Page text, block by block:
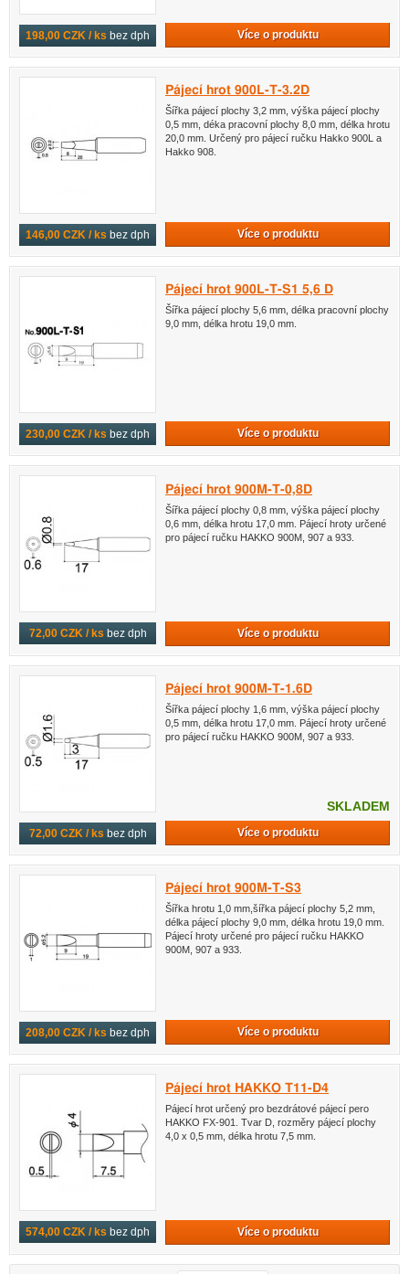
198,00 CZK / ks bez dph Více o produktu
146,00 CZK / ks bez dph
Pájecí hrot 900L-T-3.2D
Šířka pájecí plochy 3,2 mm, výška pájecí plochy
0,5 mm, déka pracovní plochy 8,0 mm, délka hrotu
20,0 mm. Určený pro pájecí ručku Hakko 900L a
Hakko 908.
Více o produktu
230,00 CZK / ks bez dph
Pájecí hrot 900L-T-S1 5,6 D
Šířka pájecí plochy 5,6 mm, délka pracovní plochy
9,0 mm, délka hrotu 19,0 mm.
Více o produktu
72,00 CZK / ks bez dph
Pájecí hrot 900M-T-0,8D
Šířka pájecí plochy 0,8 mm, výška pájecí plochy
0,6 mm, délka hrotu 17,0 mm. Pájecí hroty určené
pro pájecí ručku HAKKO 900M, 907 a 933.
Více o produktu
72,00 CZK / ks bez dph
Pájecí hrot 900M-T-1.6D
Šířka pájecí plochy 1,6 mm, výška pájecí plochy
0,5 mm, délka hrotu 17,0 mm. Pájecí hroty určené
pro pájecí ručku HAKKO 900M, 907 a 933.
SKLADEM
Více o produktu
208,00 CZK / ks bez dph
Pájecí hrot 900M-T-S3
Šířka hrotu 1,0 mm,šířka pájecí plochy 5,2 mm,
délka pájecí plochy 9,0 mm, délka hrotu 19,0 mm.
Pájecí hroty určené pro pájecí ručku HAKKO
900M, 907 a 933.
Více o produktu
574,00 CZK / ks bez dph
Pájecí hrot HAKKO T11-D4
Pájecí hrot určený pro bezdrátové pájecí pero
HAKKO FX-901. Tvar D, rozměry pájecí plochy
4,0 x 0,5 mm, délka hrotu 7,5 mm.
Více o produktu